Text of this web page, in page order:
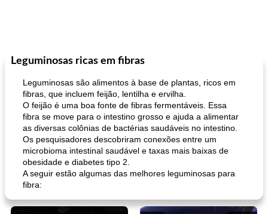
Leguminosas ricas em fibras
Leguminosas são alimentos à base de plantas, ricos em
fibras, que incluem feijão, lentilha e ervilha.
O feijão é uma boa fonte de fibras fermentáveis. Essa
fibra se move para o intestino grosso e ajuda a alimentar
as diversas colônias de bactérias saudáveis ​​no intestino.
Os pesquisadores descobriram conexões entre um
microbioma intestinal saudável e taxas mais baixas de
obesidade e diabetes tipo 2.
A seguir estão algumas das melhores leguminosas para
fibra: